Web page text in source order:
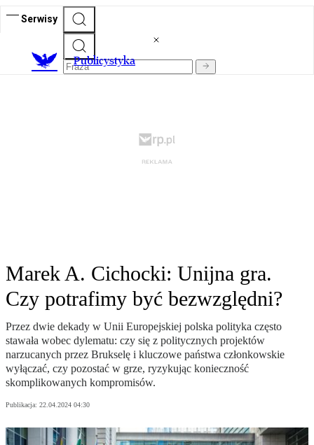
Serwisy
Publicystyka
Marek A. Cichocki: Unijna gra.
Czy potrafimy być bezwzględni?
Przez dwie dekady w Unii Europejskiej polska polityka często
stawała wobec dylematu: czy się z politycznych projektów
narzucanych przez Brukselę i kluczowe państwa członkowskie
wyłączać, czy pozostać w grze, ryzykując konieczność
skomplikowanych kompromisów.
Publikacja: 22.04.2024 04:30